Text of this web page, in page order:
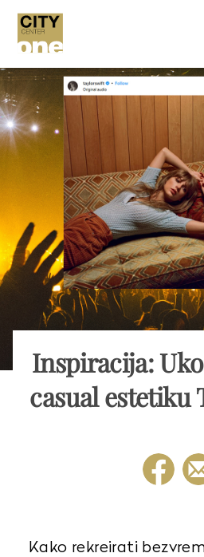
Inspiracija:
casual estetiku
Kako rekreirati